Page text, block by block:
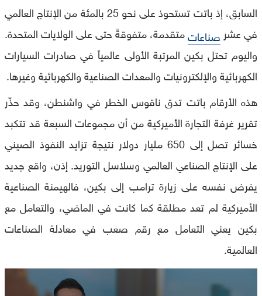
السابق، إذ باتت تستحوذ على نحو 25 بالمئة من الإنتاج العالمي
في عشر صناعاتمتقدمة، متفوقةً حتى على الولايات المتحدة.
واليوم تحتل بكين المرتبة الأولى عالمياً في صادرات السيارات
الكهربائية والإلكترونيات والمعدات الصناعية والكهربائية وغيرها.
هذه الأرقام باتت تدق ناقوس الخطر في واشنطن، وقد حذّر
تقرير غرفة التجارة الأميركية من أن مجموعات السبعة قد تتكبد
خسائر تصل إلى 650 مليار دولار نتيجة تزايد النفوذ الصيني
على الإنتاج الصناعي العالمي وسلاسل التوريد. إذن، واقع جديد
يفرض نفسه على زيارة ترامب إلى بكين، فالهيمنة الصناعية
الأميركية لم تعد مطلقة كما كانت في الماضي، والتعامل مع
بكين يعني التعامل مع رقم صعب في معادلة الصناعات
العالمية.
seconds